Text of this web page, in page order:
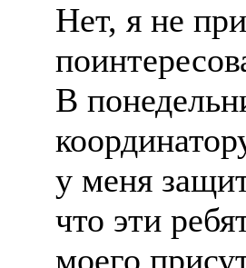
Нет, я не
В
у меня
что эти
моего